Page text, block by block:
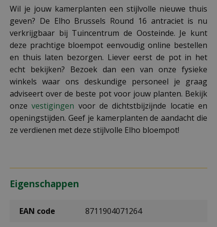
Wil je jouw kamerplanten een stijlvolle nieuwe thuis
geven? De Elho Brussels Round 16 antraciet is nu
verkrijgbaar bij Tuincentrum de Oosteinde. Je kunt
deze prachtige bloempot eenvoudig online bestellen
en thuis laten bezorgen. Liever eerst de pot in het
echt bekijken? Bezoek dan een van onze fysieke
winkels waar ons deskundige personeel je graag
adviseert over de beste pot voor jouw planten. Bekijk
onzevestigingen voor de dichtstbijzijnde locatie en
openingstijden. Geef je kamerplanten de aandacht die
ze verdienen met deze stijlvolle Elho bloempot!
Eigenschappen
EAN code 8711904071264